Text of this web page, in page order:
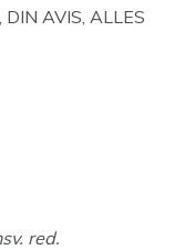
AVIS, ALLES
red.